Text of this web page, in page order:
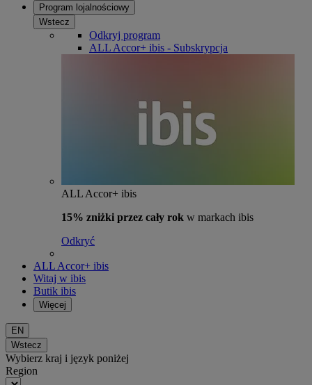
Program lojalnościowy
Wstecz
Odkryj program
ALL Accor+ ibis - Subskrypcja
ALL Accor+ ibis
15% zniżki przez cały rok w markach ibis
Odkryć
ALL Accor+ ibis
Witaj w ibis
Butik ibis
Więcej
EN
Wstecz
Wybierz kraj i język poniżej
Region